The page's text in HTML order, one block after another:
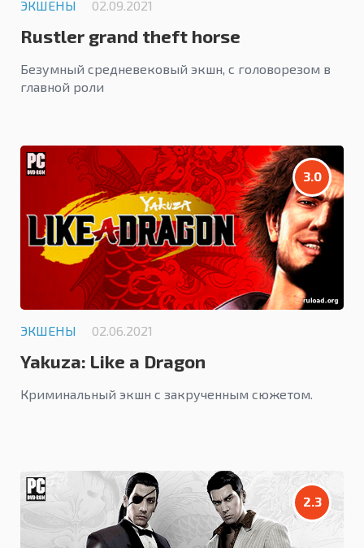
ЭКШЕНЫ 02.09.2021
Rustler grand theft horse
Безумный средневековый экшн, с головорезом в
главной роли
3.0
ЭКШЕНЫ 02.06.2021
Yakuza: Like a Dragon
Криминальный экшн с закрученным сюжетом.
2.3